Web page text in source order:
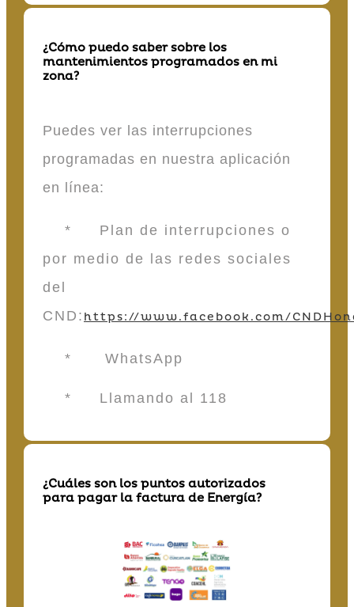
¿Cómo puedo saber sobre los
mantenimientos programados en mi
zona?
Puedes ver las interrupciones
programadas en nuestra aplicación
en línea:
* Plan de interrupciones o
por medio de las redes sociales
del
CND: https://www.facebook.com/
* WhatsApp
* Llamando al 118
¿Cuáles son los puntos autorizados
para pagar la factura de Energía?